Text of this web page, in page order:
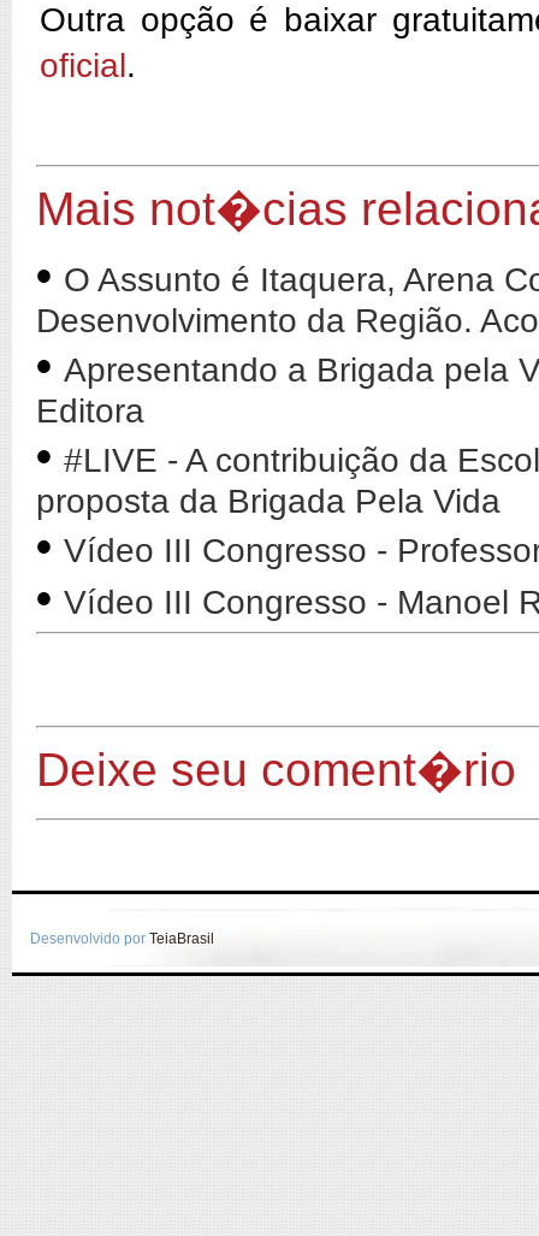
Outra opção é baixar
oficial.
Mais not�cias
• O Assunto é Itaquera, Arena
Desenvolvimento da Região.
• Apresentando a Brigada pela
Editora
• #LIVE - A contribuição da
proposta da Brigada Pela Vida
• Vídeo III Congresso -
• Vídeo III Congresso - Manoel
Deixe seu coment�rio
Desenvolvido por TeiaBrasil